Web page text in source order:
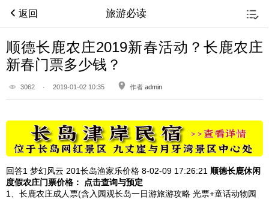
返回 旅游必读
顺德长鹿农庄2019新春活动？长鹿农庄
新春门票多少钱？
3062 · 2019-01-02 10:35 作者 admin
回答1 梦幻风云 201长岛渔家乐价格 8-02-09 17:26:21 顺德长鹿休闲
度假农庄门票价格： 点击查询与预定
1、长鹿农庄成人票(含入园观长岛一日游旅游攻略 光票+童话动物园